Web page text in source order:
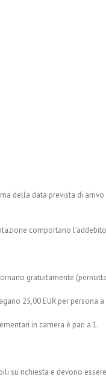
della data prevista di arrivo
comportano
gratuitamente
25,00 EUR per
in camera è pari a 1.
su richiesta e devono